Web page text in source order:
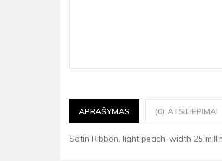
APRAŠYMAS (0) ATSILIEPIMAI
Satin Ribbon, light peach, width 25